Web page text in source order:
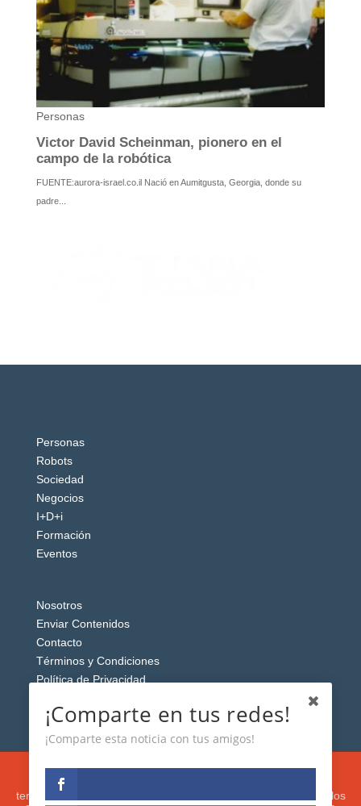
Personas
Robots
Sociedad
Negocios
I+D+i
Formación
Eventos
Nosotros
Enviar Contenidos
Contacto
Términos y Condiciones
Política de Privacidad
Esta web usa cookies analíticas y publicitarias (propias y de
terceros) para analizar el tráfico y personalizar el contenido y los
¡Comparte en tus redes!
¡Comparte esta noticia con tus amigos!